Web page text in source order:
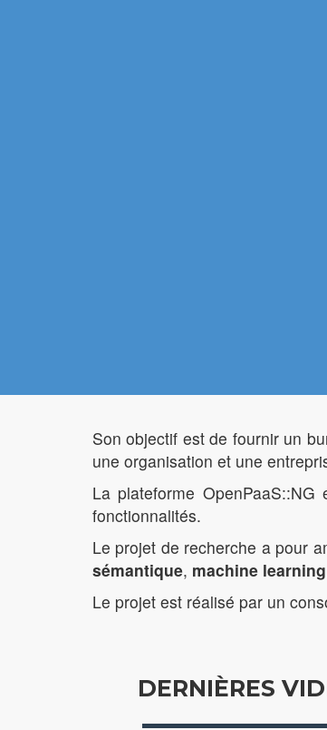
Son objectif est de fournir un
une organisation et une
La plateforme
fonctionnalités.
Le projet de recherche a pour
sémantique, machine learning
Le projet est réalisé par un
DERNIÈRES